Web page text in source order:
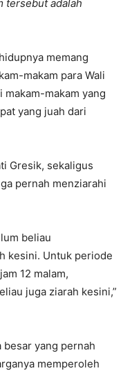
tersebut adalah
memang
makam para Wali
makam yang
yang juah dari
Gresik, sekaligus
pernah menziarahi
beliau
kesini. Untuk periode
12 malam,
juga ziarah kesini,”
besar yang pernah
memperoleh